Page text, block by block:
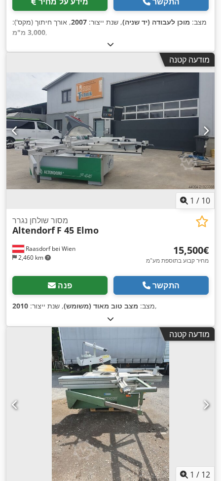
מצב: מוכן לעבודה (יד שניה), שנת ייצור: 2007, אורך חיתוך (מקס'):
3,000 מ"מ,
מודעה קטנה
1 / 10
Raasdorf bei Wien
2,460 km
מסור שולחן נגרר
Altendorf F 45 Elmo
‏15,500 ‏€
מחיר קבוע בתוספת מע"מ
פנה התקשר
מצב: מצב טוב מאוד (משומש), שנת ייצור: 2010 ,
מודעה קטנה
1 / 12